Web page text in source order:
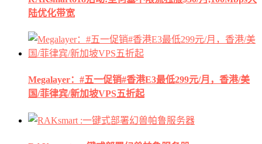
陆优化带宽
Megalayer：#五一促销#香港E3最低299元/月，香港/美
国/菲律宾/新加坡VPS五折起